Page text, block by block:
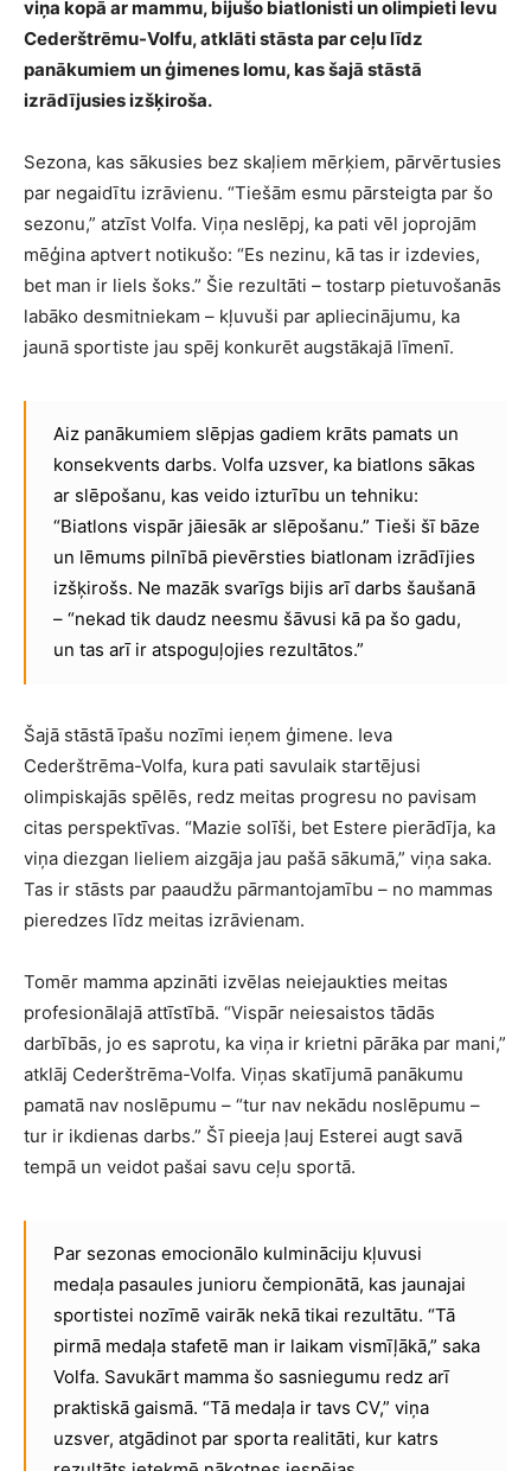
viņa kopā ar mammu, bijušo biatlonisti un olimpieti Ievu
Cederštrēmu-Volfu, atklāti stāsta par ceļu līdz
panākumiem un ģimenes lomu, kas šajā stāstā
izrādījusies izšķiroša.
Sezona, kas sākusies bez skaļiem mērķiem, pārvērtusies
par negaidītu izrāvienu. “Tiešām esmu pārsteigta par šo
sezonu,” atzīst Volfa. Viņa neslēpj, ka pati vēl joprojām
mēģina aptvert notikušo: “Es nezinu, kā tas ir izdevies,
bet man ir liels šoks.” Šie rezultāti – tostarp pietuvošanās
labāko desmitniekam – kļuvuši par apliecinājumu, ka
jaunā sportiste jau spēj konkurēt augstākajā līmenī.
Aiz panākumiem slēpjas gadiem krāts pamats un
konsekvents darbs. Volfa uzsver, ka biatlons sākas
ar slēpošanu, kas veido izturību un tehniku:
“Biatlons vispār jāiesāk ar slēpošanu.” Tieši šī bāze
un lēmums pilnībā pievērsties biatlonam izrādījies
izšķirošs. Ne mazāk svarīgs bijis arī darbs šaušanā
– “nekad tik daudz neesmu šāvusi kā pa šo gadu,
un tas arī ir atspoguļojies rezultātos.”
Šajā stāstā īpašu nozīmi ieņem ģimene. Ieva
Cederštrēma-Volfa, kura pati savulaik startējusi
olimpiskajās spēlēs, redz meitas progresu no pavisam
citas perspektīvas. “Mazie solīši, bet Estere pierādīja, ka
viņa diezgan lieliem aizgāja jau pašā sākumā,” viņa saka.
Tas ir stāsts par paaudžu pārmantojamību – no mammas
pieredzes līdz meitas izrāvienam.
Tomēr mamma apzināti izvēlas neiejaukties meitas
profesionālajā attīstībā. “Vispār neiesaistos tādās
darbībās, jo es saprotu, ka viņa ir krietni pārāka par mani,”
atklāj Cederštrēma-Volfa. Viņas skatījumā panākumu
pamatā nav noslēpumu – “tur nav nekādu noslēpumu –
tur ir ikdienas darbs.” Šī pieeja ļauj Esterei augt savā
tempā un veidot pašai savu ceļu sportā.
Par sezonas emocionālo kulmināciju kļuvusi
medaļa pasaules junioru čempionātā, kas jaunajai
sportistei nozīmē vairāk nekā tikai rezultātu. “Tā
pirmā medaļa stafetē man ir laikam vismīļākā,” saka
Volfa. Savukārt mamma šo sasniegumu redz arī
praktiskā gaismā. “Tā medaļa ir tavs CV,” viņa
uzsver, atgādinot par sporta realitāti, kur katrs